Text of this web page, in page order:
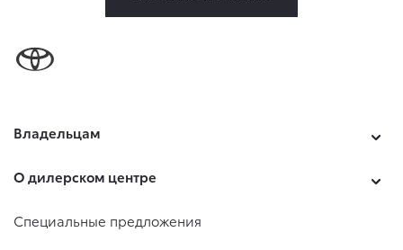
Владельцам
О дилерском центре
Специальные предложения